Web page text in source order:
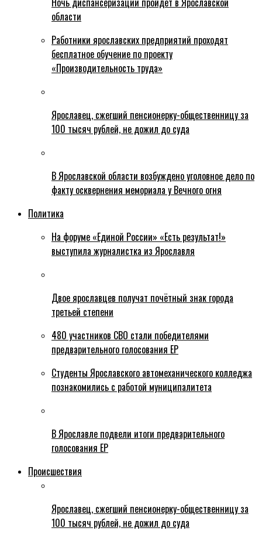
области
Работники ярославских предприятий проходят
бесплатное обучение по проекту
«Производительность труда»
Ярославец, сжегший пенсионерку-общественницу за
100 тысяч рублей, не дожил до суда
В Ярославской области возбуждено уголовное дело по
факту осквернения мемориала у Вечного огня
Политика
На форуме «Единой России» «Есть результат!»
выступила журналистка из Ярославля
Двое ярославцев получат почётный знак города
третьей степени
480 участников СВО стали победителями
предварительного голосования ЕР
Студенты Ярославского автомеханического колледжа
познакомились с работой муниципалитета
В Ярославле подвели итоги предварительного
голосования ЕР
Происшествия
Ярославец, сжегший пенсионерку-общественницу за
100 тысяч рублей, не дожил до суда